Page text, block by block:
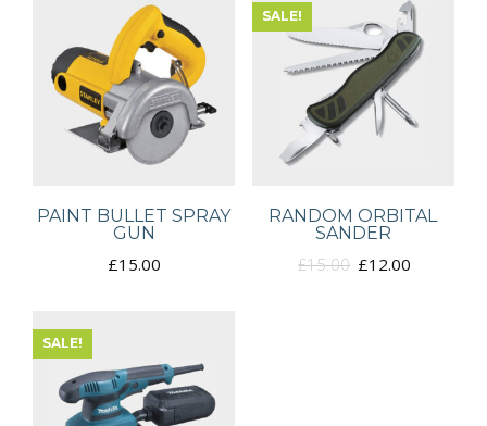
PAINT BULLET SPRAY
GUN
£15.00
SALE!
RANDOM ORBITAL
SANDER
£15.00 £12.00
SALE!